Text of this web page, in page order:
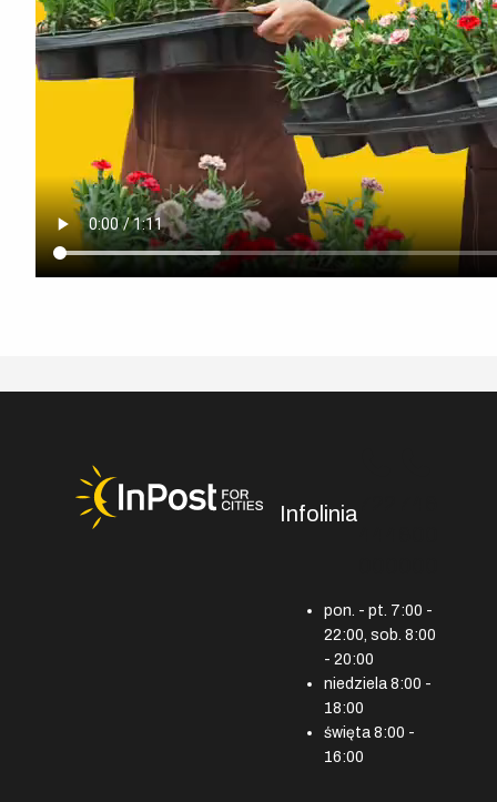
Infolinia
pon. - pt. 7:00 -
22:00, sob. 8:00
- 20:00
niedziela 8:00 -
18:00
święta 8:00 -
16:00